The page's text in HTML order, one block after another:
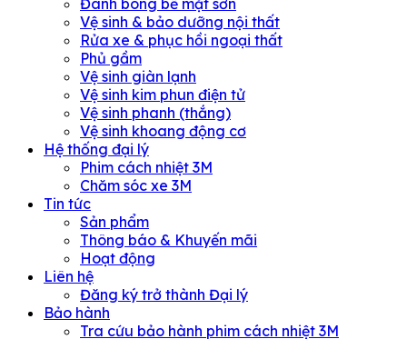
Đánh bóng bề mặt sơn
Vệ sinh & bảo dưỡng nội thất
Rửa xe & phục hồi ngoại thất
Phủ gầm
Vệ sinh giàn lạnh
Vệ sinh kim phun điện tử
Vệ sinh phanh (thắng)
Vệ sinh khoang động cơ
Hệ thống đại lý
Phim cách nhiệt 3M
Chăm sóc xe 3M
Tin tức
Sản phẩm
Thông báo & Khuyến mãi
Hoạt động
Liên hệ
Đăng ký trở thành Đại lý
Bảo hành
Tra cứu bảo hành phim cách nhiệt 3M